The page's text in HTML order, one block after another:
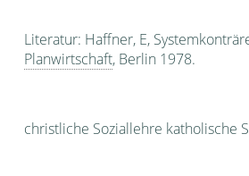
Literatur: Haffner, E,
Planwirtschaft, Berlin 1978.
christliche Soziallehre katholische